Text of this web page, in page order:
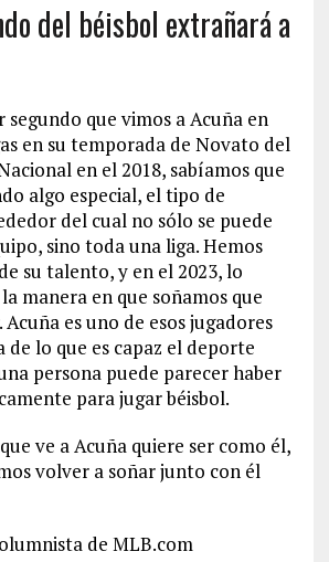
del béisbol extrañará a
segundo que vimos a Acuña en
en su temporada de Novato del
en el 2018, sabíamos que
algo especial, el tipo de
del cual no sólo se puede
sino toda una liga. Hemos
su talento, y en el 2023, lo
manera en que soñamos que
es uno de esos jugadores
de lo que es capaz el deporte
persona puede parecer haber
para jugar béisbol.
ve a Acuña quiere ser como él,
volver a soñar junto con él
de MLB.com